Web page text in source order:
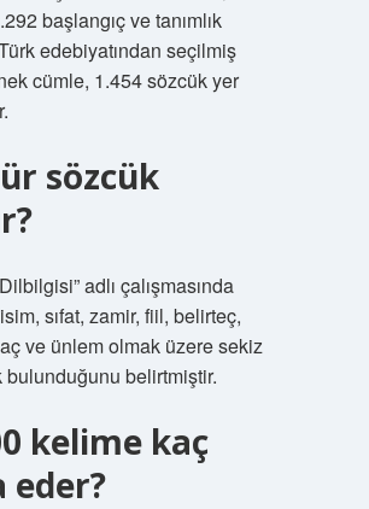
başlangıç ​​ve tanımlık
edebiyatından seçilmiş
cümle, 1.454 sözcük yer
sözcük
adlı çalışmasında
sıfat, zamir, fiil, belirteç,
ve ünlem olmak üzere sekiz
bulunduğunu belirtmiştir.
kelime kaç
eder?